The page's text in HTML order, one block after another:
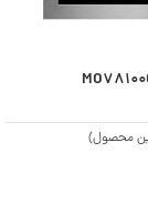
محصول)